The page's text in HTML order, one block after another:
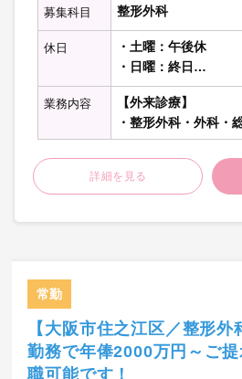
募集科目 整形外科
休日
・土曜：午後休
・日曜：終日
・祝日：終日
業務内容
【外来診療】
・整形外科・外科・
午前診週2コマ程度
担当、1コマあたり
む）を担当、1～2診制
【当直】
・病棟管理
・救急対応
詳細を見る
常勤
【大阪市住之江区／整形
勤務で年俸2000万円～ご
職可能です！